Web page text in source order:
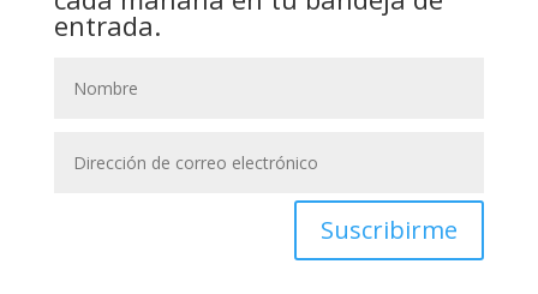
entrada.
Suscribirme